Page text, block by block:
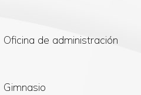
Oficina de administración
Gimnasio